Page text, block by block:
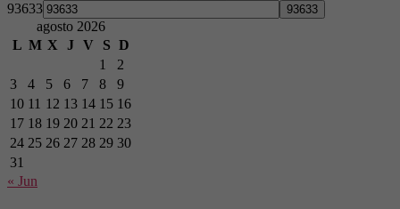
93633
agosto 2026
L M X J V S D
1
2
3
4 5 6 7 8
9
10 11 12 13 14 15 16
17 18 19 20 21 22 23
24 25 26 27 28 29 30
31
« Jun